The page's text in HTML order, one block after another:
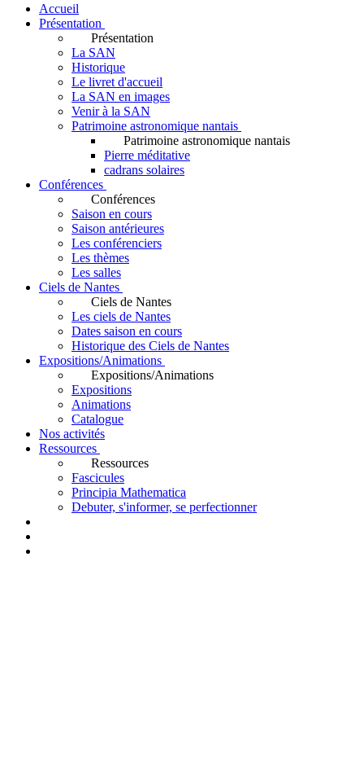
Accueil
Présentation
Présentation
La SAN
Historique
Le livret d'accueil
La SAN en images
Venir à la SAN
Patrimoine astronomique nantais
Patrimoine astronomique nantais
Pierre méditative
cadrans solaires
Conférences
Conférences
Saison en cours
Saison antérieures
Les conférenciers
Les thèmes
Les salles
Ciels de Nantes
Ciels de Nantes
Les ciels de Nantes
Dates saison en cours
Historique des Ciels de Nantes
Expositions/Animations
Expositions/Animations
Expositions
Animations
Catalogue
Nos activités
Ressources
Ressources
Fascicules
Principia Mathematica
Debuter, s'informer, se perfectionner